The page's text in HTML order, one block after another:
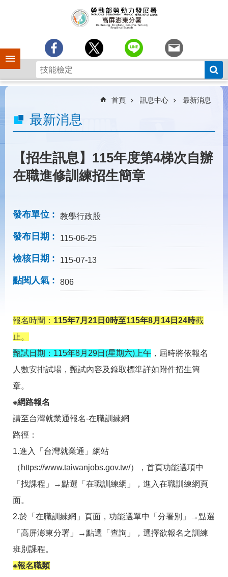
手機側欄
中
分
簡
業
務
民
下
載
專
區
見
網
站
導
回
首
頁
English
民
意
信
常
見
問
雙
語
詞
RSS
隱
私
訊
安
全
政
府
料
開
放
首頁 訊息中心 最新消息
最新消息
【招生訊息】115年度第4梯次自辦
在職進修訓練招生簡章
發布單位 教學行政股
發布日期 115-06-25
檢核日期 115-07-13
點閱人氣 806
報名時間： 115年7月21日0時至115年8月14日24時截
止。
甄試日期：115年8月29日(星期六)上午 ，屆時將依報名
人數安排試場，甄試內容及錄取標準詳如附件招生簡
章。
※網路報名
請至台灣就業通報名-在職訓練網
路徑：
1.進入「台灣就業通」網站
（https://www.taiwanjobs.gov.tw/），首頁功能選項中
「找課程」→點選「在職訓練網」，進入在職訓練網頁
面。
2.於「在職訓練網」頁面，功能選單中「分署別」→點選
「高屏澎東分署」→點選「查詢」，選擇欲報名之訓練
班別課程。
※報名職類